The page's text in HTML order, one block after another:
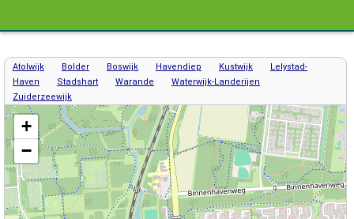
Atolwijk Bolder Boswijk Havendiep Kustwijk
Lelystad-
Haven
Stadshart Warande
Waterwijk-Landerijen
Zuiderzeewijk
Kaart / Plattegrond Lelystad centrum
+
−